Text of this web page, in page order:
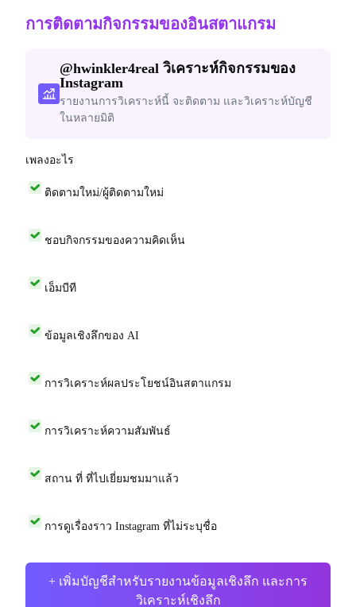
การติดตามกิจกรรมของอินสตาแกรม
@hwinkler4real วิเคราะห์กิจกรรมของ
Instagram
รายงานการวิเคราะห์นี้ จะติดตาม และวิเคราะห์บัญชี
ในหลายมิติ
เพลงอะไร
ติดตามใหม่/ผู้ติดตามใหม่
ชอบกิจกรรมของความคิดเห็น
เอ็มบีที
ข้อมูลเชิงลึกของ AI
การวิเคราะห์ผลประโยชน์อินสตาแกรม
การวิเคราะห์ความสัมพันธ์
สถาน ที่ ที่ไปเยี่ยมชมมาแล้ว
การดูเรื่องราว Instagram ที่ไม่ระบุชื่อ
+ เพิ่มบัญชีสำหรับรายงานข้อมูลเชิงลึก และการ
วิเคราะห์เชิงลึก